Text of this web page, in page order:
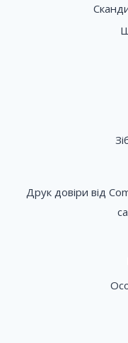
Друк довіри від